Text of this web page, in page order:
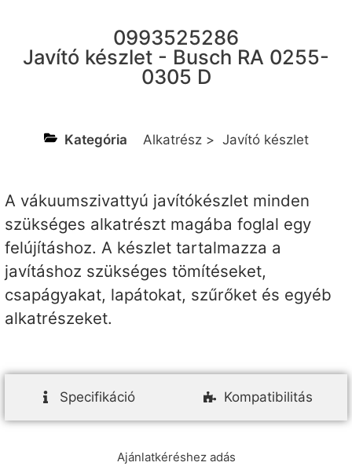
0993525286
Javító készlet - Busch RA 0255-
0305 D
Kategória Alkatrész > Javító készlet
A vákuumszivattyú javítókészlet minden
szükséges alkatrészt magába foglal egy
felújításhoz. A készlet tartalmazza a
javításhoz szükséges tömítéseket,
csapágyakat, lapátokat, szűrőket és egyéb
alkatrészeket.
Specifikáció Kompatibilitás
Ajánlatkéréshez adás